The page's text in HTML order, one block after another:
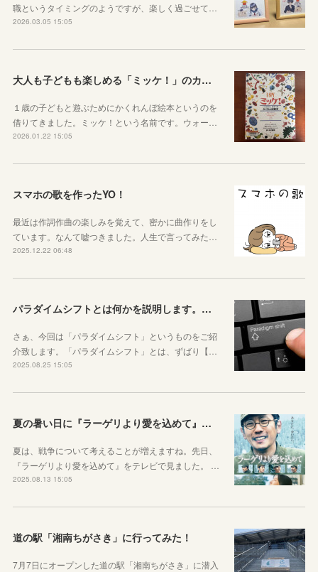
職というタイミングのようですが、楽しく過ごせて…
2026.03.05 15:05
大人も子どもも楽しめる「ミッケ！」のカニに翻弄された話
１歳の子どもと遊ぶためにかくれんぼ絵本というのを
借りてきました。ミッケ！という名前です。ウォー…
2026.01.22 15:05
スマホの歌を作ったYO！
最近は作詞作曲の楽しみを覚えて、密かに曲作りをし
ています。なんて嘘つきました。人生で言ってみた…
2025.12.22 06:48
パラダイムシフトとは何かを説明します。あなたも使ってみましょう
さぁ、今回は「パラダイムシフト」というものをご紹
介致します。「パラダイムシフト」とは、ずばり【…
2025.08.25 15:05
夏の暑い日に『ラーゲリより愛を込めて』を見ました
夏は、戦争について考えることが増えますね。先日、
『ラーゲリより愛を込めて』をテレビで見ました。 …
2025.08.13 15:05
道の駅「湘南ちがさき」に行ってみた！
7月7日にオープンした道の駅「湘南ちがさき」に潜入